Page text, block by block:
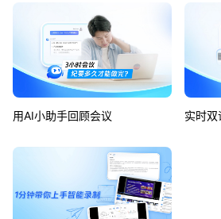
用AI小助手回顾会议 实时